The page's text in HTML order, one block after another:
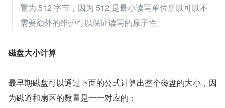
置为 512 字节，因为 512 是最小读写单位所以可以不
需要额外的维护可以保证读写的原子性。
磁盘大小计算
最早期磁盘可以通过下面的公式计算出整个磁盘的大小，因
为磁道和扇区的数量是一一对应的：